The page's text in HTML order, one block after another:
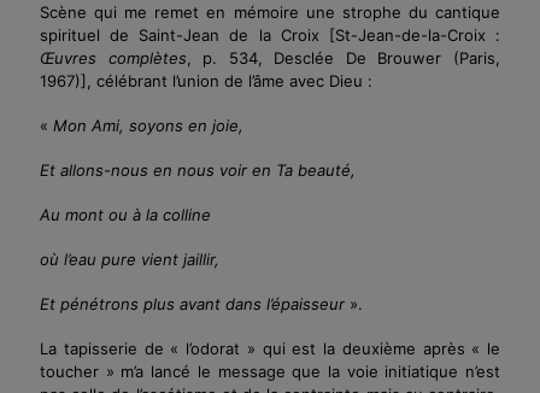
Scène qui me remet en mémoire une strophe du cantique
spirituel de Saint-Jean de la Croix [St-Jean-de-la-Croix :
Œuvres complètes , p. 534, Desclée De Brouwer (Paris,
1967)]
, célébrant l’union de l’âme avec Dieu :
« Mon Ami, soyons en joie,
Et allons-nous en nous voir en Ta beauté,
Au mont ou à la colline
où l’eau pure vient jaillir,
Et pénétrons plus avant dans l’épaisseur ».
La tapisserie de « l’odorat » qui est la deuxième après « le
toucher » m’a lancé le message que la voie initiatique n’est